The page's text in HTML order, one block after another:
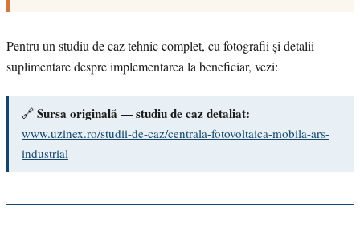
Pentru un studiu de caz tehnic complet, cu fotografii și detalii
suplimentare despre implementarea la beneficiar, vezi:
🔗 Sursa originală — studiu de caz detaliat:
www.uzinex.ro/studii-de-caz/centrala-fotovoltaica-mobila-ars-
industrial